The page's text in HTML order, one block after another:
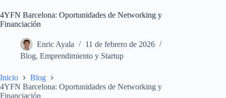
4YFN Barcelona: Oportunidades de Networking y
Financiación
Enric Ayala
11 de febrero de 2026
Blog, Emprendimiento y Startup
Inicio
Blog
4YFN Barcelona: Oportunidades de Networking y
Financiación